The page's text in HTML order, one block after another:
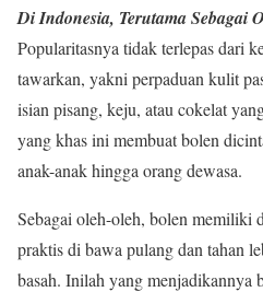
Di Indonesia, Terutama Sebagai
Popularitasnya tidak terlepas dari
tawarkan, yakni perpaduan kulit
isian pisang, keju, atau cokelat
yang khas ini membuat bolen
anak-anak hingga orang dewasa.
Sebagai oleh-oleh, bolen memiliki
praktis di bawa pulang dan tahan
basah. Inilah yang menjadikannya